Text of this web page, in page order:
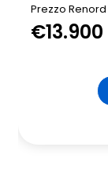
Prezzo Renord
€13.900